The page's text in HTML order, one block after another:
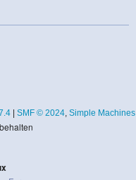
| SMF © 2024, Simple Machines